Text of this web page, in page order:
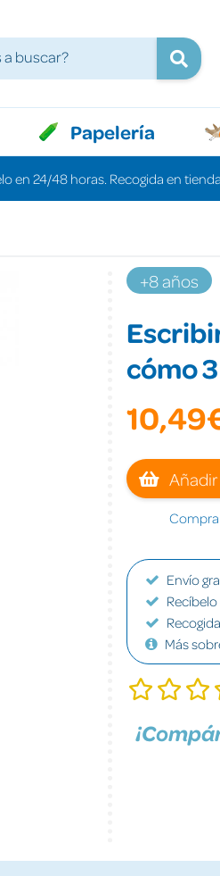
Papelería
en 24/48 horas. Recogida en
+8 años
cómo 3
Compra
Envío
Más